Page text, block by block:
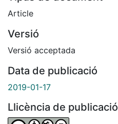
Article
Versió
Versió acceptada
Data de publicació
2019-01-17
Llicència de publicació